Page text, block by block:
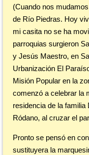
(Cuando nos
de Río Piedras. Hoy
mi casita no se ha
parroquias surgieron
y Jesús Maestro, en
Urbanización El
Misión Popular en la
comenzó a celebrar la
residencia de la
Ródano, al cruzar el
Pronto se pensó en
sustituyera la